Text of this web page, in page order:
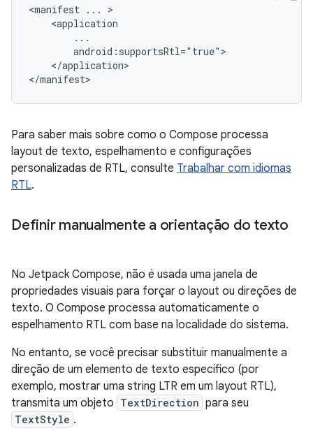
<manifest ...
</application>
Para saber mais sobre como o Compose processa
layout de texto, espelhamento e configurações
personalizadas de RTL, consulte Trabalhar com idiomas
RTL.
Definir manualmente a orientação do texto
No Jetpack Compose, não é usada uma janela de
propriedades visuais para forçar o layout ou direções de
texto. O Compose processa automaticamente o
espelhamento RTL com base na localidade do sistema.
No entanto, se você precisar substituir manualmente a
direção de um elemento de texto específico (por
exemplo, mostrar uma string LTR em um layout RTL),
transmita um objeto TextDirection para seu
TextStyle .